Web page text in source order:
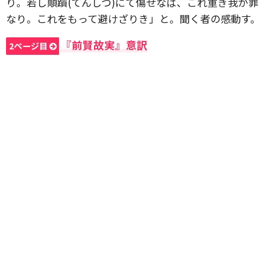
なり。これをもって避けざりき」と。聞く者の感動す。
2ページ目 『前賢故実』意訳